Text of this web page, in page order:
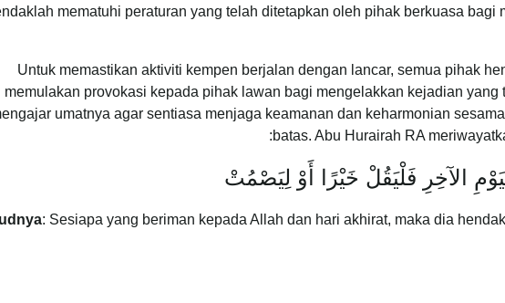
mematuhi peraturan yang telah ditetapkan oleh pihak berkuasa bagi
Untuk memastikan aktiviti kempen berjalan dengan lancar, semua pihak
memulakan provokasi kepada pihak lawan bagi mengelakkan kejadian
umatnya agar sentiasa menjaga keamanan dan keharmonian
batas. Abu Hurairah RA
الآخِرِ فَلْيَقُلْ خَيْرًا أَوْ لِيَصْمُتْ
: Sesiapa yang beriman kepada Allah dan hari akhirat, maka dia